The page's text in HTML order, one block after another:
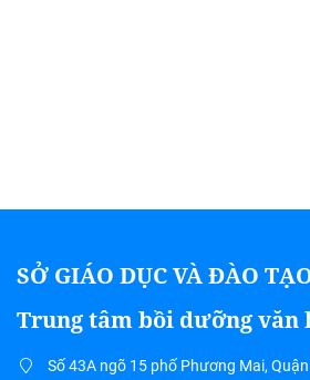
SỞ GIÁO DỤC VÀ ĐÀO
Trung tâm bồi dưỡng văn
Số 43A ngõ 15 phố Phương Mai,